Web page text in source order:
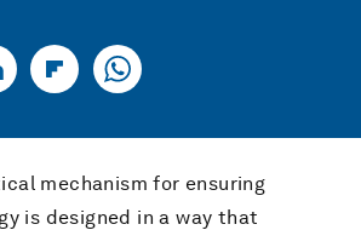
mechanism for ensuring
is designed in a way that